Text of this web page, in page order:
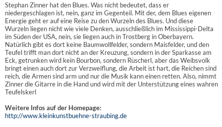
Stephan Zinner hat den Blues. Was nicht bedeutet, dass er
niedergeschlagen ist, nein, ganz im Gegenteil. Mit der, dem Blues eigenen
Energie geht er auf eine Reise zu den Wurzeln des Blues. Und diese
Wurzeln liegen nicht wie viele Denken, ausschließlich im Mississippi-Delta
im Süden der USA, nein, sie liegen auch in Trostberg in Oberbayern.
Natürlich gibt es dort keine Baumwollfelder, sondern Maisfelder, und den
Teufel trifft man dort nicht an der Kreuzung, sondern in der Sparkasse am
Eck, getrunken wird kein Bourbon, sondern Rüscherl, aber das Weibsvolk
bringt einen auch dort zur Verzweiflung, die Arbeit ist hart, die Reichen sind
reich, die Armen sind arm und nur die Musik kann einen retten. Also, nimmt
Zinner die Gitarre in die Hand und wird mit der Unterstützung eines wahren
Teufelskerl
Weitere Infos auf der Homepage:
http://www.kleinkunstbuehne-straubing.de